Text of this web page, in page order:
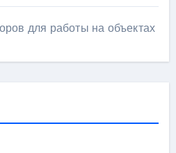
для работы на объектах